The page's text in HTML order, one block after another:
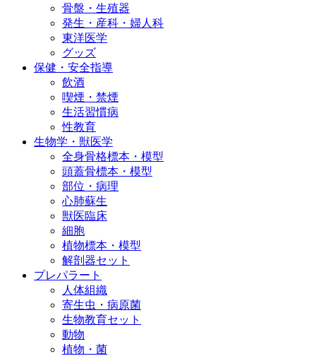
骨盤・生殖器
発生・産科・婦人科
東洋医学
グッズ
保健・安全指導
飲酒
喫煙・禁煙
生活習慣病
性教育
生物学・獣医学
全身骨格標本・模型
頭蓋骨標本・模型
部位・病理
心肺蘇生
獣医臨床
細胞
植物標本・模型
解剖器セット
プレパラート
人体組織
寄生虫・病原菌
生物教育セット
動物
植物・菌